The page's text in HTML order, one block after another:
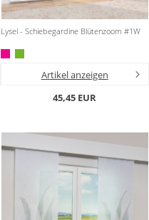
Lysel - Schiebegardine Blütenzoom #1W
Artikel anzeigen
45,45 EUR